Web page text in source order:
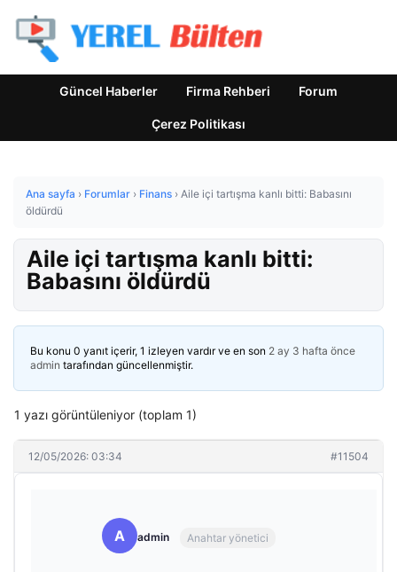
Güncel Haberler Firma Rehberi Forum
Çerez Politikası
Ana sayfa › Forumlar › Finans › Aile içi tartışma kanlı bitti: Babasını
öldürdü
Aile içi tartışma kanlı bitti:
Babasını öldürdü
Bu konu 0 yanıt içerir, 1 izleyen vardır ve en son 2 ay 3 hafta önce
admin tarafından güncellenmiştir.
1 yazı görüntüleniyor (toplam 1)
12/05/2026: 03:34 #11504
A admin Anahtar yönetici